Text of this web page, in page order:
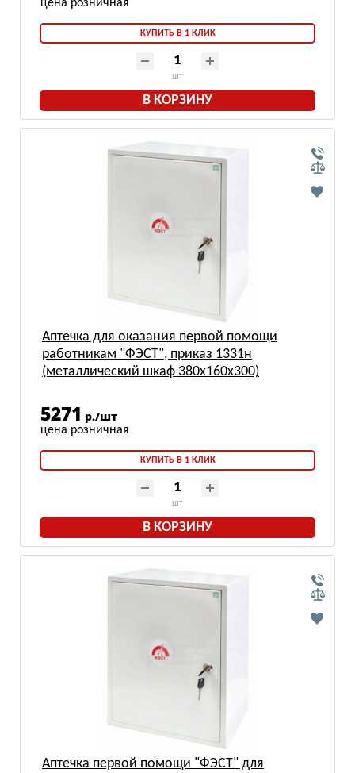
КУПИТЬ В 1 КЛИК
шт
В КОРЗИНУ
Аптечка для оказания первой помощи
работникам "ФЭСТ", приказ 1331н
(металлический шкаф 380х160х300)
5271 р./шт
КУПИТЬ В 1 КЛИК
шт
В КОРЗИНУ
Аптечка первой помощи "ФЭСТ" для